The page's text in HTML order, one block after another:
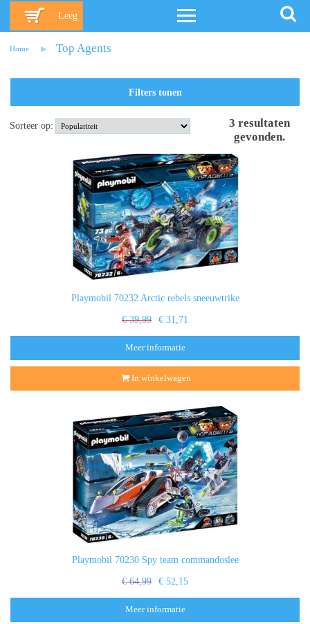
Leeg
Home Top Agents
Filters tonen
Sorteer op: 3 resultaten
gevonden.
Playmobil 70232 Arctic rebels sneeuwtrike
€ 39,99 € 31,71
Meer informatie
In winkelwagen
Playmobil 70230 Spy team commandoslee
€ 64,99 € 52,15
Meer informatie